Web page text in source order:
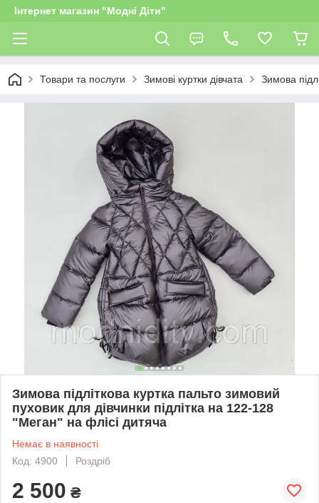
Інтернет магазин "Модні Діти"
Товари та послуги Зимові куртки дівчата Зимова
Зимова підліткова куртка пальто зимовий
пуховик для дівчинки підлітка на 122-128
"Меган" на флісі дитяча
Немає в наявності
Код: 4900
Роздріб
2 500 ₴